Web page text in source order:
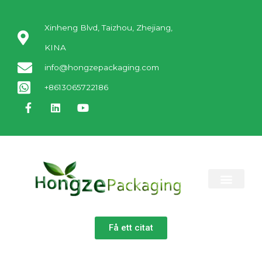
Xinheng Blvd, Taizhou, Zhejiang,
KINA
info@hongzepackaging.com
+8613065722186
Få ett citat